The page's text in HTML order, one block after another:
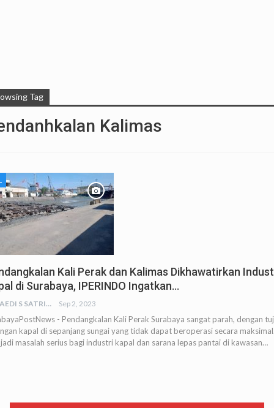
Tag
Kalimas
Kali Perak dan Kalimas Dikhawatirkan
di Surabaya, IPERINDO Ingatkan…
JUNAEDI S SATRIA Sep 2, 2023
- Pendangkalan Kali Perak Surabaya sangat parah, dengan
kapal di sepanjang sungai yang tidak dapat beroperasi secara
masalah serius bagi industri kapal dan sarana lepas pantai di kawasan…